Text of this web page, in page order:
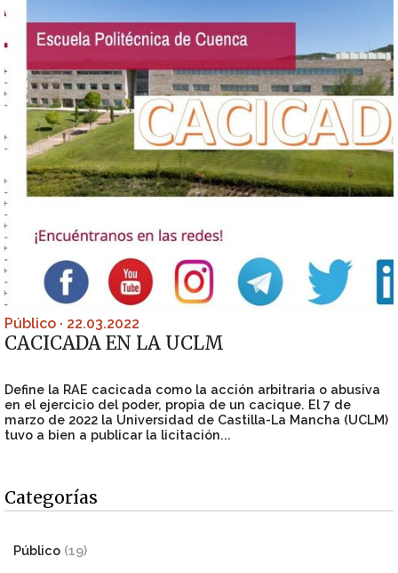
Público · 22.03.2022
CACICADA EN LA UCLM
Define la RAE cacicada como la acción arbitraria o abusiva
en el ejercicio del poder, propia de un cacique. El 7 de
marzo de 2022 la Universidad de Castilla-La Mancha (UCLM)
tuvo a bien a publicar la licitación...
Categorías
Público (19)